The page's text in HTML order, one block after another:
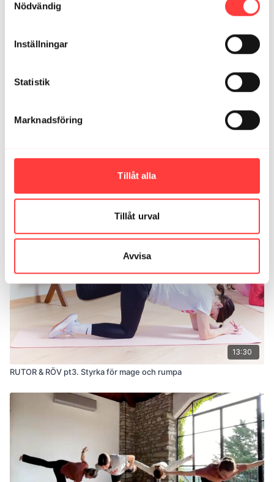
Nödvändig
Inställningar
Statistik
Marknadsföring
Tillåt alla
Tillåt urval
Avvisa
Annika
1
Relaterade videor
13:30
RUTOR & RÖV pt3. Styrka för mage och rumpa